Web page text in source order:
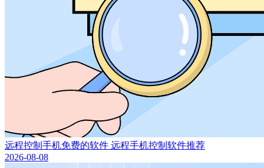
远程控制手机免费的软件 远程手机控制软件推荐
2026-08-08